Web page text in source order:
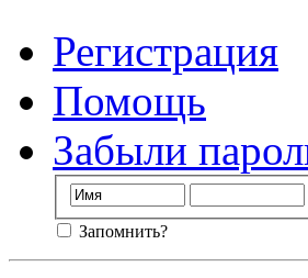
Регистрация
Помощь
Забыли
Запомнить?